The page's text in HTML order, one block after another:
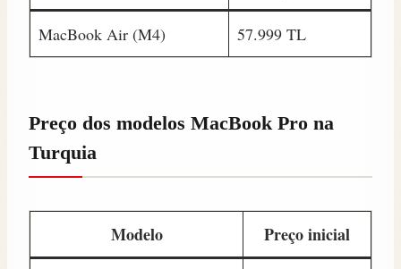
MacBook Air (M4) 57.999 TL
Preço dos modelos MacBook Pro na
Turquia
Modelo Preço inicial